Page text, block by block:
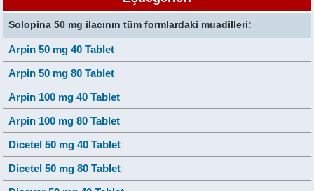
Solopina 50 mg ilacının tüm formlardaki muadilleri:
Arpin 50 mg 40 Tablet
Arpin 50 mg 80 Tablet
Arpin 100 mg 40 Tablet
Arpin 100 mg 80 Tablet
Dicetel 50 mg 40 Tablet
Dicetel 50 mg 80 Tablet